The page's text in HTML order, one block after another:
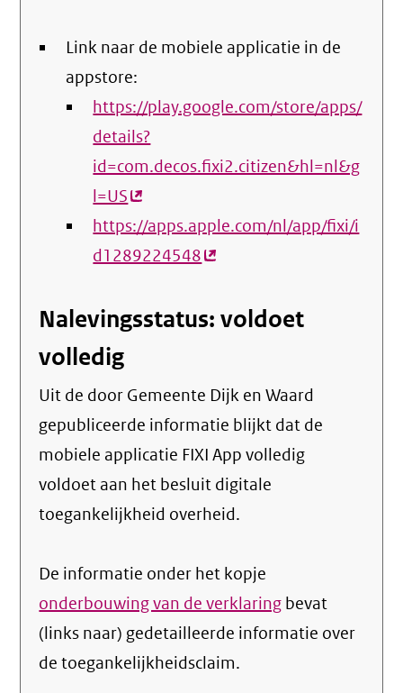
Link naar de mobiele applicatie in de
appstore:
https://play.google.com/store/apps/
details?
id=com.decos.fixi2.citizen&hl=nl&g
l=US(externe
link)
https://apps.apple.com/nl/app/fixi/i
d1289224548(externe
Nalevingsstatus: voldoet
volledig
Uit de door Gemeente Dijk en Waard
gepubliceerde informatie blijkt dat de
mobiele applicatie FIXI App volledig
voldoet aan het besluit digitale
toegankelijkheid overheid.
De informatie onder het kopje
onderbouwing van de verklaring bevat
(links naar) gedetailleerde informatie over
de toegankelijkheidsclaim.